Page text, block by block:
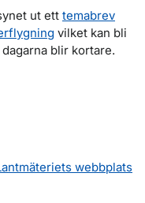
ut ett temabrev
vilket kan bli
blir kortare.
webbplats